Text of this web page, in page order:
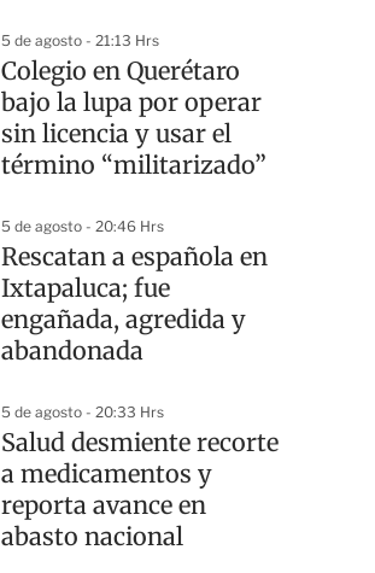
5 de agosto - 21:13 Hrs
Colegio en Querétaro
bajo la lupa por operar
sin licencia y usar el
término “militarizado”
5 de agosto - 20:46 Hrs
Rescatan a española en
Ixtapaluca; fue
engañada, agredida y
abandonada
5 de agosto - 20:33 Hrs
Salud desmiente recorte
a medicamentos y
reporta avance en
abasto nacional